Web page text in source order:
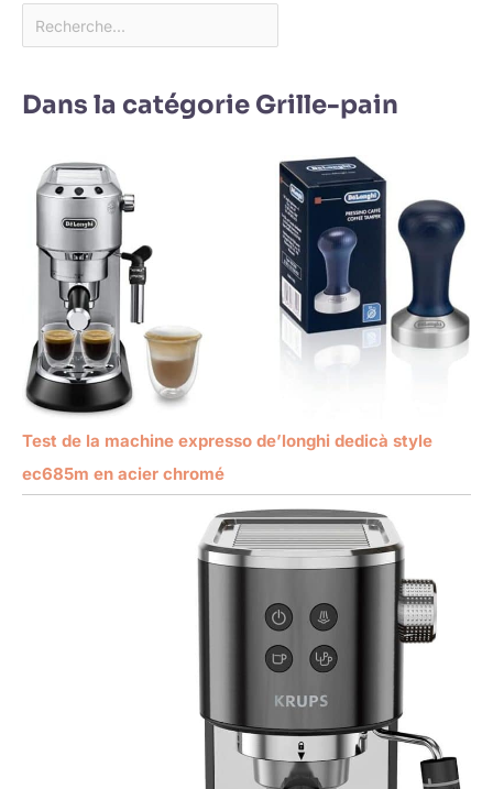
Dans la catégorie Grille-pain
Test de la machine expresso de’longhi dedicà style
ec685m en acier chromé